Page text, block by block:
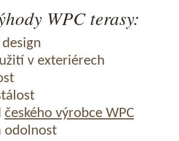
WPC terasy:
v exteriérech
českého výrobce WPC
odolnost